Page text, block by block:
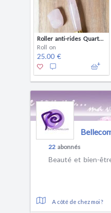
Roller anti-rides Quartz Rose
Roll on
25.00 €
22 abonnés
Beauté et bien-
A côté de chez moi ?